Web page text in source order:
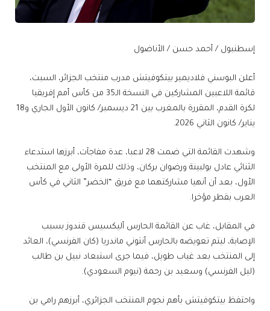
إسطنبول / أحمد حسن / الأناضول
أعلن البوسني فلاديمير بيتكوفيتش مدرب منتخب الجزائر، السبت،
قائمة اللاعبين المشاركين في النسخة الـ35 من كأس أمم إفريقيا
لكرة القدم، المقررة بالمغرب بين 21 ديسمبر/ كانون الأول الجاري و18
يناير/ كانون الثاني 2026.
وشهدت القائمة التي ضمت 28 لاعبا، عدة مفاجآت، أبرزها استدعاء
الثنائي عادل بولبينة ورضوان بركان، وذلك للمرة الأولى مع المنتخب
الأول، بعد أن أنهيا مشاركتهما مع فريق “الخضر” الثاني في كأس
العرب بقطر مؤخرا.
في المقابل، غاب عن القائمة الحارس أليكسيس قندوز بسبب
الإصابة، ليتم تعويضه بالحارس أنتوني ماندريا (كان الفرنسي)، العائد
إلى المنتخب بعد غياب طويل، فيما جرى استبعاد نبيل بن طالب
(ليل الفرنسي) وسعيد بن رحمة (نيوم السعودي).
واحتفظ بيتكوفيتش بأهم نجوم المنتخب الجزائري، أبرزهم رامي بن